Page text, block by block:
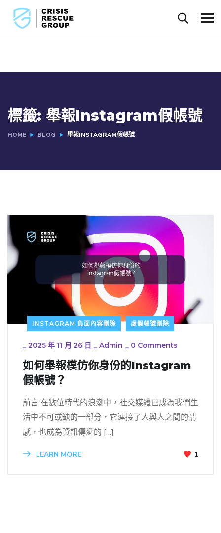
標籤: 舉報Instagram假帳號
HOME BLOG 舉報INSTAGRAM假帳號
INSTAGRAM 負面內容刪除 虛假帳號刪除
_ 2025 年 11 月 26 日 _ Admin _ 0 Comments
如何舉報模仿你身份的Instagram
假帳號？
前言 在數位時代的浪潮中，社交媒體已成為我們生
活中不可或缺的一部分，它連接了人與人之間的情
感，也成為資訊傳遞的 […]
LEARN MORE 1